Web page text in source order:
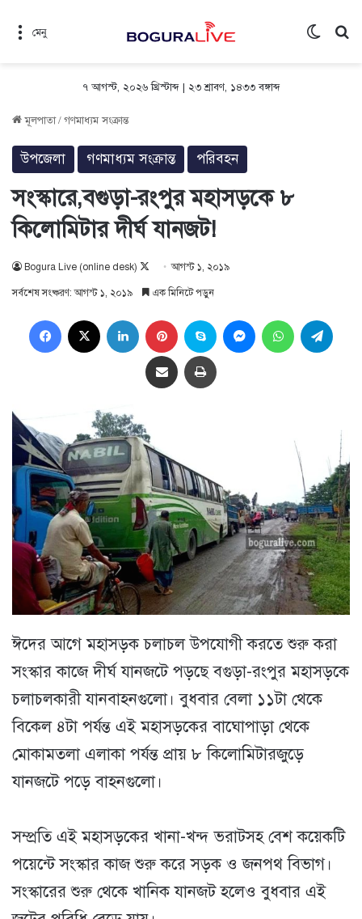
মেনু
৭ আগস্ট, ২০২৬ খ্রিস্টাব্দ| ২৩ শ্রাবণ, ১৪৩৩ বঙ্গাব্দ
মূলপাতা/গণমাধ্যম সংক্রান্ত
উপজেলা গণমাধ্যম সংক্রান্ত পরিবহন
সংস্কারে,বগুড়া-রংপুর মহাসড়কে ৮
কিলোমিটার দীর্ঘ যানজট!
Bogura Live (online desk)
Follow
on
আগস্ট ১, ২০১৯
সর্বশেষ সংষ্করণ: আগস্ট ১, ২০১৯ এক মিনিটে পড়ুন
Facebook LinkedIn Pinterest Skype MessengerWhatsApp
Share via Email প্রিন্ট
ঈদের আগে মহাসড়ক চলাচল উপযোগী করতে শুরু করা
সংস্কার কাজে দীর্ঘ যানজটে পড়ছে বগুড়া-রংপুর মহাসড়কে
চলাচলকারী যানবাহনগুলো। বুধবার বেলা ১১টা থেকে
বিকেল ৪টা পর্যন্ত এই মহাসড়কের বাঘোপাড়া থেকে
মোকামতলা এলাকা পর্যন্ত প্রায় ৮ কিলোমিটারজুড়ে
যানজটে পড়ে বাহনগুলো।
সম্প্রতি এই মহাসড়কের খানা-খন্দ ভরাটসহ বেশ কয়েকটি
পয়েন্টে সংস্কার কাজ শুরু করে সড়ক ও জনপথ বিভাগ।
সংস্কারের শুরু থেকে খানিক যানজট হলেও বুধবার এই